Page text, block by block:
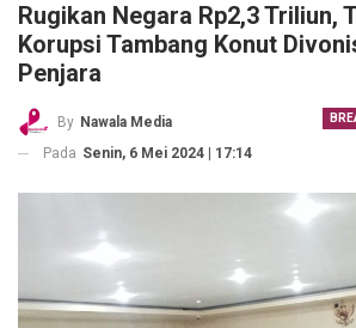
Rugikan Negara Rp2,3 Triliun,
Korupsi Tambang Konut
Penjara
By Nawala Media
Pada Senin, 6 Mei 2024 | 17:14